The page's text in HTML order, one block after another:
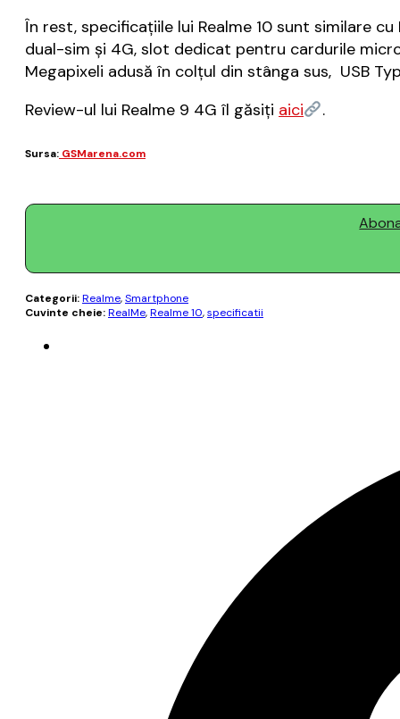
În rest, specificațiile lui Realme 10 sunt similare
dual-sim și 4G, slot dedicat pentru cardurile
Megapixeli adusă în colțul din stânga sus, USB
Review-ul lui Realme 9 4G îl găsiți aici .
Sursa: GSMarena.com
Categorii:Realme,Smartphone
Cuvinte cheie:RealMe,Realme 10,specificatii